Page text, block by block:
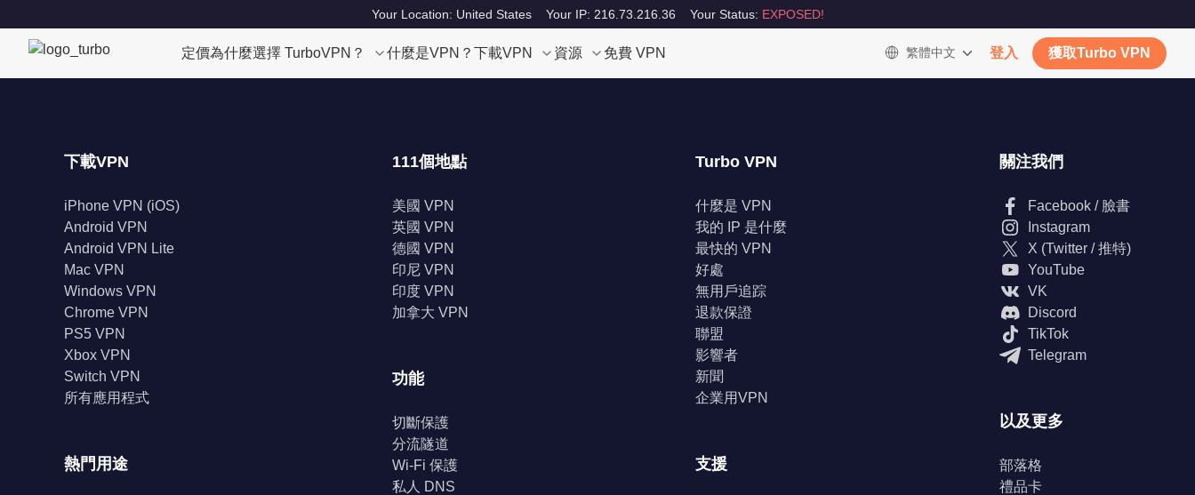
Your Location: United States Your IP: 216.73.216.36 Your Status: EXPOSED!
定價為什麼選擇 TurboVPN？ 什麼是VPN？ 下載VPN 資源 免費 VPN 繁體中文 登入 獲取Turbo VPN
下載VPN
iPhone VPN (iOS)
Android VPN
Android VPN Lite
Mac VPN
Windows VPN
Chrome VPN
PS5 VPN
Xbox VPN
Switch VPN
所有應用程式
熱門用途
111個地點
美國 VPN
英國 VPN
德國 VPN
印尼 VPN
印度 VPN
加拿大 VPN
功能
切斷保護
分流隧道
Wi-Fi 保護
私人 DNS
Turbo VPN
什麼是 VPN
我的 IP 是什麼
最快的 VPN
好處
無用戶追踪
退款保證
聯盟
影響者
新聞
企業用VPN
支援
關注我們
Facebook / 臉書
Instagram
X (Twitter / 推特)
YouTube
VK
Discord
TikTok
Telegram
以及更多
部落格
禮品卡